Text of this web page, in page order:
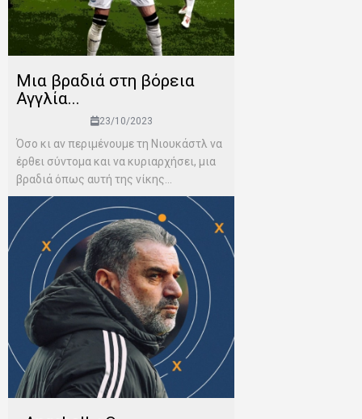
Μια βραδιά στη βόρεια
Αγγλία...
23/10/2023
Όσο κι αν περιμένουμε τη Νιουκάστλ να
έρθει σύντομα και να κυριαρχήσει, μια
βραδιά όπως αυτή της νίκης...